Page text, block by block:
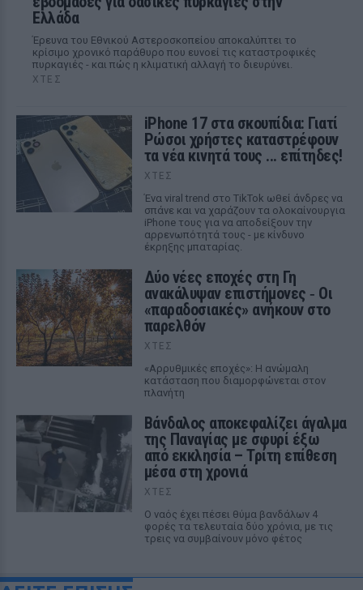
Ελλάδα
Έρευνα του Εθνικού Αστεροσκοπείου αποκαλύπτει το
κρίσιμο χρονικό παράθυρο που ευνοεί τις καταστροφικές
πυρκαγιές - και πώς η κλιματική αλλαγή το διευρύνει.
ΧΤΕΣ
iPhone 17 στα σκουπίδια: Γιατί
Ρώσοι χρήστες καταστρέφουν
τα νέα κινητά τους ... επίτηδες!
ΧΤΕΣ
Ένα viral trend στο TikTok ωθεί άνδρες να
σπάνε και να χαράζουν τα ολοκαίνουργια
iPhone τους για να αποδείξουν την
αρρενωπότητά τους - με κίνδυνο
έκρηξης μπαταρίας.
Δύο νέες εποχές στη Γη
ανακάλυψαν επιστήμονες ‑ Oι
«παραδοσιακές» ανήκουν στο
παρελθόν
ΧΤΕΣ
«Αρρυθμικές εποχές»: Η ανώμαλη
κατάσταση που διαμορφώνεται στον
πλανήτη
Βάνδαλος αποκεφαλίζει άγαλμα
της Παναγίας με σφυρί έξω
από εκκλησία – Τρίτη επίθεση
μέσα στη χρονιά
ΧΤΕΣ
Ο ναός έχει πέσει θύμα βανδάλων 4
φορές τα τελευταία δύο χρόνια, με τις
τρεις να συμβαίνουν μόνο φέτος